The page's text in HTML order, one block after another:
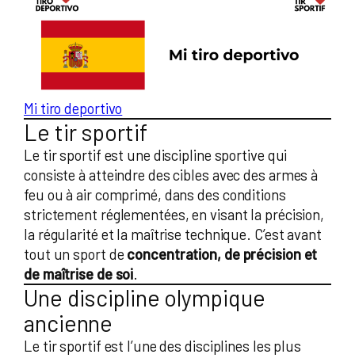
Mi tiro deportivo
Le tir sportif
Le tir sportif est une discipline sportive qui
consiste à atteindre des cibles avec des armes à
feu ou à air comprimé, dans des conditions
strictement réglementées, en visant la précision,
la régularité et la maîtrise technique. C’est avant
tout un sport de concentration, de précision et
de maîtrise de soi.
Une discipline olympique
ancienne
Le tir sportif est l’une des disciplines les plus